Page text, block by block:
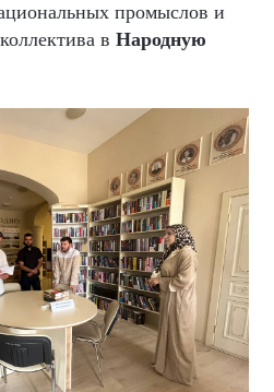
промыслов и
в Народную